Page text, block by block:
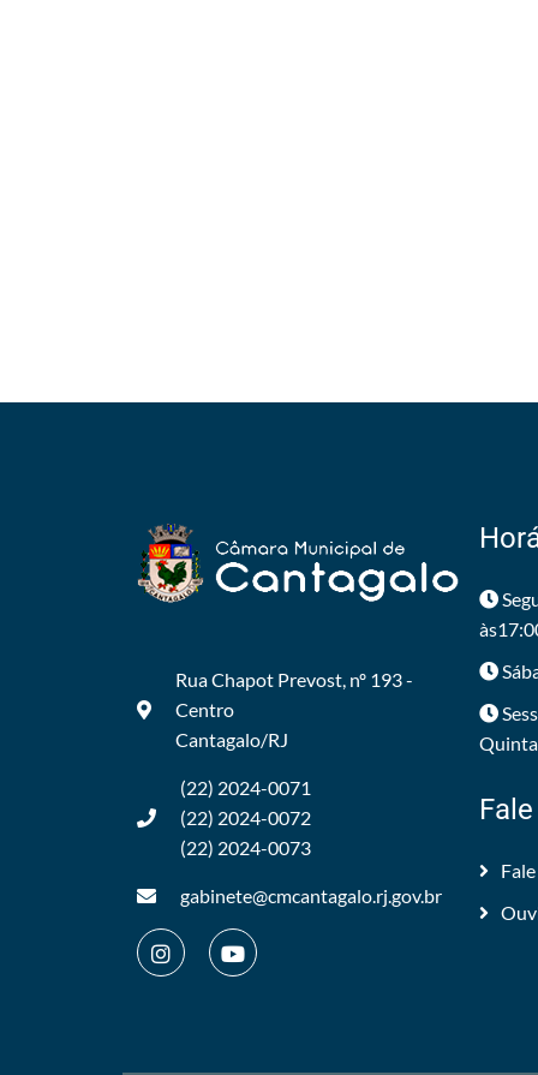
Rua Chapot Prevost, nº 193 -
Centro
Cantagalo/RJ
(22) 2024-0071
(22) 2024-0072
(22) 2024-0073
gabinete@cmcantagalo.rj.gov.br